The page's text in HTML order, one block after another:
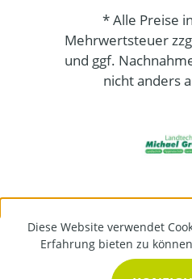
* Alle Preise
Mehrwertsteuer
und ggf.
nicht anders
Diese Website verwendet
Erfahrung bieten zu